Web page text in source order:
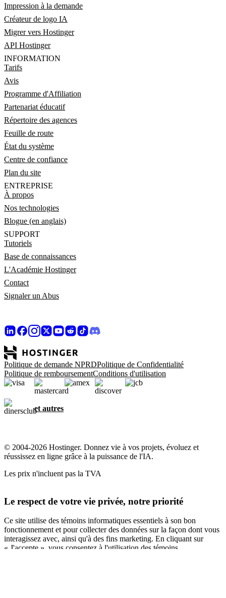
Impression à la demande
Créateur de logo IA
Migrer vers Hostinger
API Hostinger
INFORMATION
Tarifs
Avis
Programme d'Affiliation
Partenariat éducatif
Répertoire des agences
Feuille de route
État du système
Centre de confiance
Plan du site
ENTREPRISE
À propos
Nos technologies
Blogue (en anglais)
SUPPORT
Tutoriels
Base de connaissances
L'Académie Hostinger
Contact
Signaler un Abus
Politique de demande NPRDPolitique de Confidentialité
Politique de remboursementConditions d'utilisation
et autres
© 2004-2026 Hostinger. Donnez vie à vos projets, évoluez et
réussissez en ligne grâce à la puissance de l'IA.
Les prix n'incluent pas la TVA
Le respect de votre vie privée, notre priorité
Ce site utilise des témoins informatiques essentiels à son bon
fonctionnement et pour collecter des données sur la façon dont vous
interagissez avec, ainsi qu'à des fins marketing. En cliquant sur
« J'accepte », vous consentez à l'utilisation des témoins